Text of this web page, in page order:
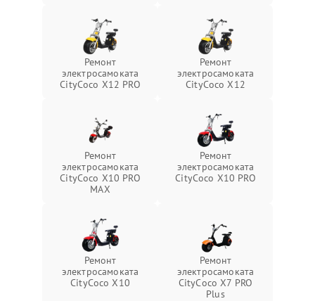
Ремонт
электросамоката
CityCoco X12 PRO
Ремонт
электросамоката
CityCoco X12
Ремонт
электросамоката
CityCoco X10 PRO
MAX
Ремонт
электросамоката
CityCoco X10 PRO
Ремонт
электросамоката
CityCoco X10
Ремонт
электросамоката
CityCoco X7 PRO
Plus